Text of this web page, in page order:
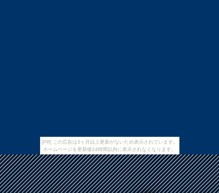
[PR] この広告は3ヶ月以上更新がないため表示されています。
ホームページを更新後24時間以内に表示されなくなります。